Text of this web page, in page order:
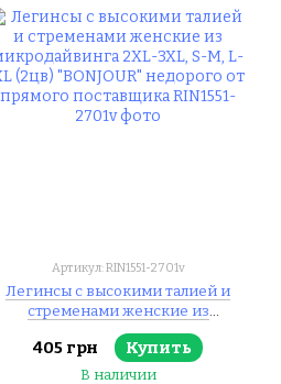
Артикул: RIN1551-2701v
Легинсы с высокими талией и
стременами женские из
микродайвинга 2XL-3XL, S-M, L-XL
(2цв) "BONJOUR" недорого от
прямого поставщика
405 грн Купить
В наличии